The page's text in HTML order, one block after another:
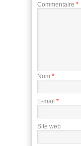
Commentaire *
Nom *
E-mail *
Site web